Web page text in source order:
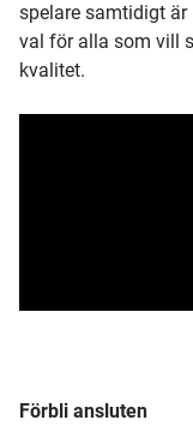
spelare samtidigt
val för alla som vill
kvalitet.
Förbli ansluten